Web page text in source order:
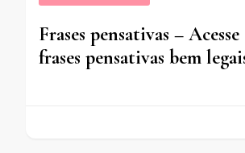
Frases pensativas – Acesse
frases pensativas bem